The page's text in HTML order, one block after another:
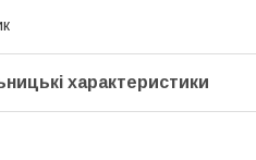
характеристики